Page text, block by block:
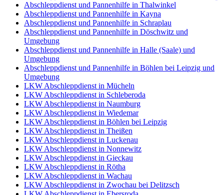
Abschleppdienst und Pannenhilfe in Thalwinkel
Abschleppdienst und Pannenhilfe in Kayna
Abschleppdienst und Pannenhilfe in Schraplau
Abschleppdienst und Pannenhilfe in Döschwitz und
Umgebung
Abschleppdienst und Pannenhilfe in Halle (Saale) und
Umgebung
Abschleppdienst und Pannenhilfe in Böhlen bei Leipzig und
Umgebung
LKW Abschleppdienst in Mücheln
LKW Abschleppdienst in Schleberoda
LKW Abschleppdienst in Naumburg
LKW Abschleppdienst in Wiedemar
LKW Abschleppdienst in Böhlen bei Leipzig
LKW Abschleppdienst in Theißen
LKW Abschleppdienst in Luckenau
LKW Abschleppdienst in Nonnewitz
LKW Abschleppdienst in Gieckau
LKW Abschleppdienst in Rötha
LKW Abschleppdienst in Wachau
LKW Abschleppdienst in Zwochau bei Delitzsch